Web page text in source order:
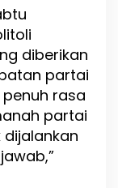
diberikan
partai
rasa
partai